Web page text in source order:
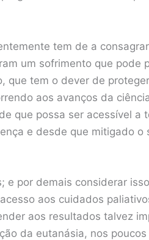
tem de a
um sofrimento que pode
que tem o dever de
aos avanços da
que possa ser acessível a
e desde que mitigado o
e por demais considerar
aos cuidados
aos resultados talvez
da eutanásia, nos